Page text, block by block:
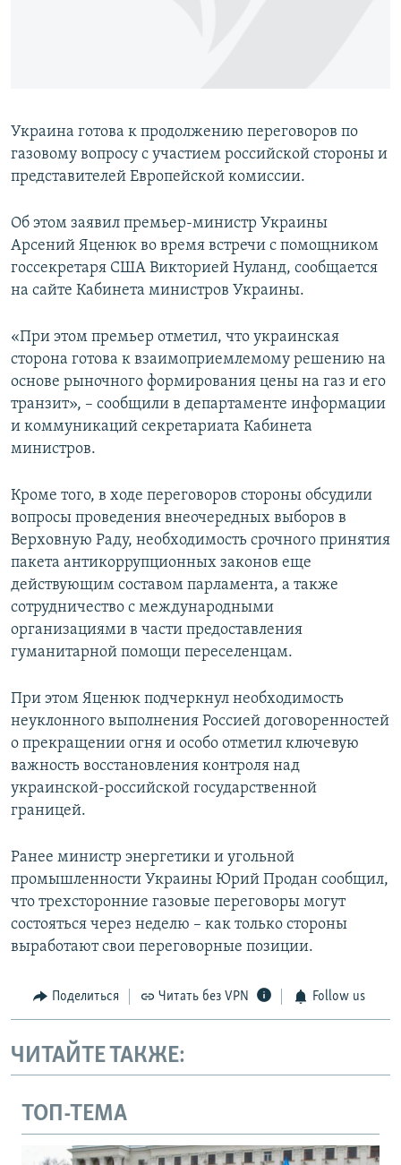
Все сайты RFE/RL
Украина готова к продолжению переговоров по
газовому вопросу с участием российской стороны и
представителей Европейской комиссии.
Об этом заявил премьер-министр Украины
Арсений Яценюк во время встречи с помощником
госсекретаря США Викторией Нуланд, сообщается
на сайте Кабинета министров Украины.
«При этом премьер отметил, что украинская
сторона готова к взаимоприемлемому решению на
основе рыночного формирования цены на газ и его
транзит», – сообщили в департаменте информации
и коммуникаций секретариата Кабинета
министров.
Кроме того, в ходе переговоров стороны обсудили
вопросы проведения внеочередных выборов в
Верховную Раду, необходимость срочного принятия
пакета антикоррупционных законов еще
действующим составом парламента, а также
сотрудничество с международными
организациями в части предоставления
гуманитарной помощи переселенцам.
При этом Яценюк подчеркнул необходимость
неуклонного выполнения Россией договоренностей
о прекращении огня и особо отметил ключевую
важность восстановления контроля над
украинской-российской государственной
границей.
Ранее министр энергетики и угольной
промышленности Украины Юрий Продан сообщил,
что трехсторонние газовые переговоры могут
состояться через неделю – как только стороны
выработают свои переговорные позиции.
Поделиться Читать без VPN Follow us
ЧИТАЙТЕ ТАКЖЕ:
ТОП-ТЕМА